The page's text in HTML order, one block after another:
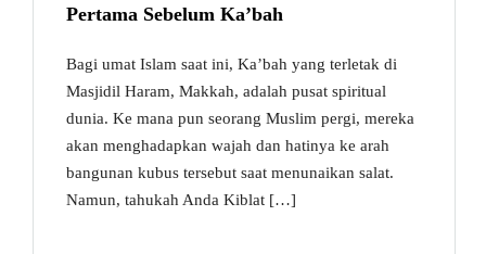
Pertama Sebelum Ka’bah
Bagi umat Islam saat ini, Ka’bah yang terletak di
Masjidil Haram, Makkah, adalah pusat spiritual
dunia. Ke mana pun seorang Muslim pergi, mereka
akan menghadapkan wajah dan hatinya ke arah
bangunan kubus tersebut saat menunaikan salat.
Namun, tahukah Anda Kiblat […]